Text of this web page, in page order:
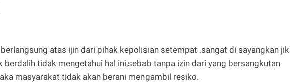
atas ijin dari pihak kepolisian setempat .sangat di sayangkan
berdalih tidak mengetahui hal ini,sebab tanpa izin dari yang bersangkutan
masyarakat tidak akan berani mengambil resiko.